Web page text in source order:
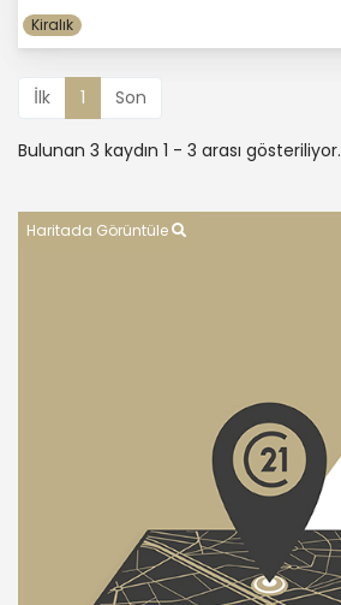
Kiralık
İlk 1 Son
Bulunan 3 kaydın 1 - 3 arası gösteriliyor.
Haritada Görüntüle